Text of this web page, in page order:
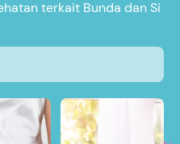
terkait Bunda dan Si